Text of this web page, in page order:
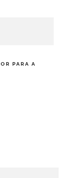
PARA A